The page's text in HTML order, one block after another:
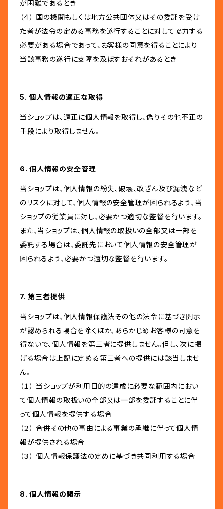
が困難であるとき
（４） 国の機関もしくは地方公共団体又はその委託を受け
た者が法令の定める事務を遂行することに対して協力する
必要がある場合であって、お客様の同意を得ることにより
当該事務の遂行に支障を及ぼすおそれがあるとき
5. 個人情報の適正な取得
当ショップは、適正に個人情報を取得し、偽りその他不正の
手段により取得しません。
6. 個人情報の安全管理
当ショップは、個人情報の紛失、破壊、改ざん及び漏洩など
のリスクに対して、個人情報の安全管理が図られるよう、当
ショップの従業員に対し、必要かつ適切な監督を行います。
また、当ショップは、個人情報の取扱いの全部又は一部を
委託する場合は、委託先において個人情報の安全管理が
図られるよう、必要かつ適切な監督を行います。
7. 第三者提供
当ショップは、個人情報保護法その他の法令に基づき開示
が認められる場合を除くほか、あらかじめお客様の同意を
得ないで、個人情報を第三者に提供しません。但し、次に掲
げる場合は上記に定める第三者への提供には該当しませ
ん。
（１） 当ショップが利用目的の達成に必要な範囲内におい
て個人情報の取扱いの全部又は一部を委託することに伴
って個人情報を提供する場合
（２） 合併その他の事由による事業の承継に伴って個人情
報が提供される場合
（３） 個人情報保護法の定めに基づき共同利用する場合
8. 個人情報の開示